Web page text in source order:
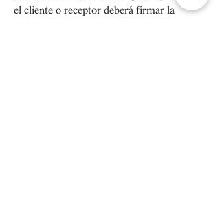
el cliente o receptor deberá firmar la